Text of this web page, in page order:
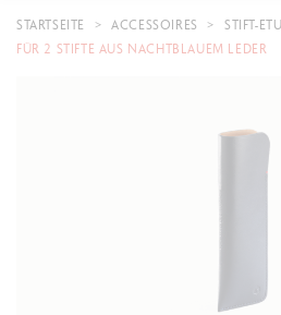
STARTSEITE ACCESSOIRES STIFT-
FÜR 2 STIFTE AUS NACHTBLAUEM LEDER